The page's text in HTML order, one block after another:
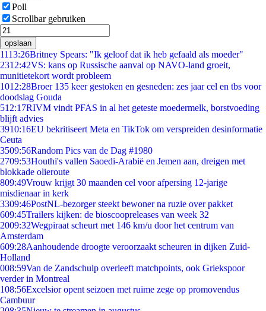
Poll
Scrollbar gebruiken
opslaan
1113:26Britney Spears: "Ik geloof dat ik heb gefaald als moeder"
2312:42VS: kans op Russische aanval op NAVO-land groeit,
munitietekort wordt probleem
1012:28Broer 135 keer gestoken en gesneden: zes jaar cel en tbs voor
doodslag Gouda
512:17RIVM vindt PFAS in al het geteste moedermelk, borstvoeding
blijft advies
3910:16EU bekritiseert Meta en TikTok om verspreiden desinformatie
Ceuta
3509:56Random Pics van de Dag #1980
2709:53Houthi's vallen Saoedi-Arabië en Jemen aan, dreigen met
blokkade olieroute
809:49Vrouw krijgt 30 maanden cel voor afpersing 12-jarige
misdienaar in kerk
3309:46PostNL-bezorger steekt bewoner na ruzie over pakket
609:45Trailers kijken: de bioscoopreleases van week 32
2009:32Wegpiraat scheurt met 146 km/u door het centrum van
Amsterdam
609:28Aanhoudende droogte veroorzaakt scheuren in dijken Zuid-
Holland
008:59Van de Zandschulp overleeft matchpoints, ook Griekspoor
verder in Montreal
108:56Excelsior opent seizoen met ruime zege op promovendus
Cambuur